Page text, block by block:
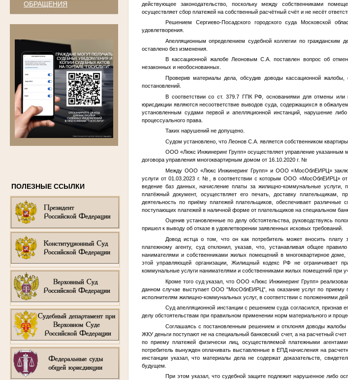
ОБРАЩЕНИЯ
ПОЛЕЗНЫЕ ССЫЛКИ
действующее законодательство, поскольку между собственниками
осуществляет сбор платежей на собственный расчётный счёт и не несёт
Решением Сергиево-Посадского городского суда Московской
удовлетворения.
Апелляционным определением судебной коллегии по гражданским
оставлено без изменения.
В кассационной жалобе Леоновым С.А. поставлен вопрос об
незаконных и необоснованных.
Проверив материалы дела, обсудив доводы кассационной
постановлений.
В соответствии со ст. 379.7 ГПК РФ, основаниями для отмены
юрисдикции являются несоответствие выводов суда, содержащихся в
установленным судами первой и апелляционной инстанций, нарушение
процессуального права.
Таких нарушений не допущено.
Судом установлено, что Леонов С.А. является собственником
ООО «Люкс Инжинеринг Групп» осуществляет управление указанным
договора управления многоквартирным домом от 16.10.2020 г. №
Между ООО «Люкс Инжинеринг Групп» и ООО «МосОблЕИРЦ»
услуги от 01.03.2023 г. №
, в соответствии с которым ООО «МосОблЕИРЦ» от
ведение баз данных, начисление платы за жилищно-коммунальные услуги,
платёжный документ, осуществляет его печать, доставку плательщикам,
деятельность по приёму платежей плательщиков, обеспечивает
поступающих платежей в наличной форме от плательщиков на специальном
Оценив установленные по делу обстоятельства, руководствуясь
пришел к выводу об отказе в удовлетворении заявленных исковых требований.
Довод истца о том, что он как потребитель может вносить
платежному агенту, суд отклонил, указав, что, устанавливая общее
нанимателями и собственниками жилых помещений в многоквартирное
этой управляющей организации, Жилищный кодекс РФ не ограничивает
коммунальные услуги нанимателями и собственниками жилых помещений при
Кроме того суд указал, что ООО «Люкс Инжинеринг Групп»
данном случае выступает ООО "МосОблЕИРЦ", на оказание услуг по приему
исполнителям жилищно-коммунальных услуг, в соответствии с положениями
Суд апелляционной инстанции с решением суда согласился,
делу обстоятельствам при правильном применении норм материального и
Соглашаясь с постановленным решением и отклоняя доводы
ЖКУ деньги поступают не на специальный банковский счет, а на расчетный
по приему платежей физически лиц, осуществляемой платежными
потребитель вынужден оплачивать выставленные в ЕПД начисления на
инстанции указал, что материалы дела не содержат доказательств,
будущем.
При этом указал, что судебной защите подлежит нарушенное либо